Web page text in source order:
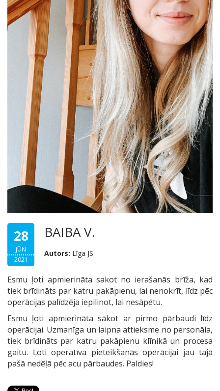
28
JŪN
2021
BAIBA V.
Autors: Līga JS
Esmu ļoti apmierināta sakot no ierašanās brīža, kad
tiek brīdināts par katru pakāpienu, lai nenokrīt, līdz pēc
operācijas palīdzēja iepilinot, lai nesāpētu.
Esmu ļoti apmierināta sākot ar pirmo pārbaudi līdz
operācijai. Uzmanīga un laipna attieksme no personāla,
tiek brīdināts par katru pakāpienu klīnikā un procesa
gaitu. Ļoti operatīva pieteikšanās operācijai jau tajā
pašā nedēļā pēc acu pārbaudes. Paldies!